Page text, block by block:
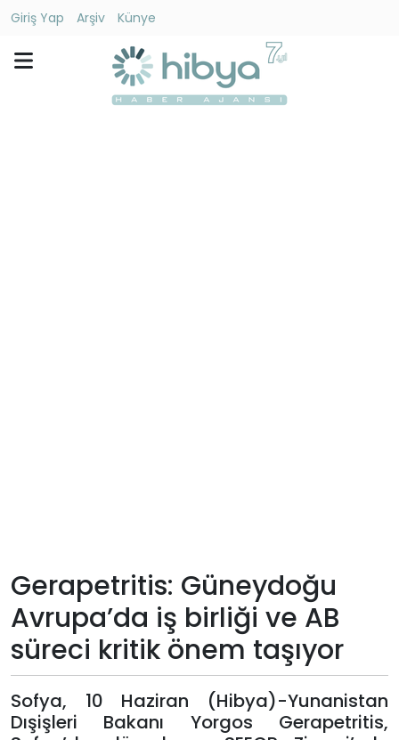
Giriş Yap Arşiv
Künye
Künye
Giriş
Yap
Gerapetritis: Güneydoğu
Avrupa’da iş birliği ve AB
süreci kritik önem taşıyor
Sofya, 10 Haziran (Hibya)-Yunanistan
Dışişleri Bakanı Yorgos Gerapetritis,